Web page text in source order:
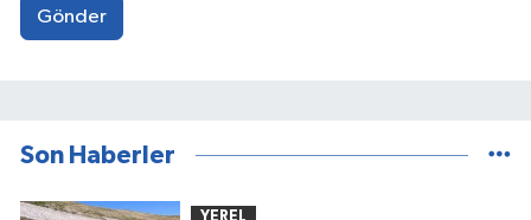
Gönder
Son Haberler